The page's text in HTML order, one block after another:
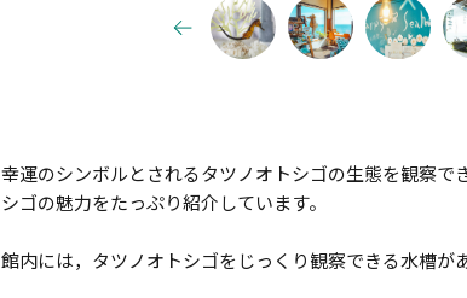
幸運のシンボルとされるタツノオトシゴの生態を観察
シゴの魅力をたっぷり紹介しています。
館内には，タツノオトシゴをじっくり観察できる水槽が